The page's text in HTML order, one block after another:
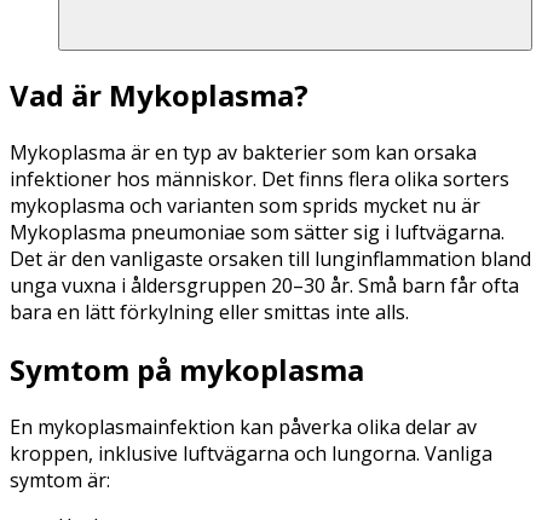
Vad är Mykoplasma?
Mykoplasma är en typ av bakterier som kan orsaka
infektioner hos människor. Det finns flera olika sorters
mykoplasma och varianten som sprids mycket nu är
Mykoplasma pneumoniae som sätter sig i luftvägarna.
Det är den vanligaste orsaken till lunginflammation bland
unga vuxna i åldersgruppen 20–30 år. Små barn får ofta
bara en lätt förkylning eller smittas inte alls.
Symtom på mykoplasma
En mykoplasmainfektion kan påverka olika delar av
kroppen, inklusive luftvägarna och lungorna. Vanliga
symtom är: